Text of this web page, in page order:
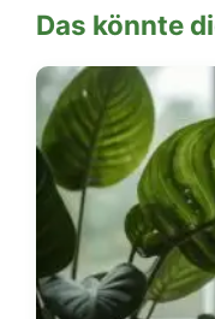
Das könnte